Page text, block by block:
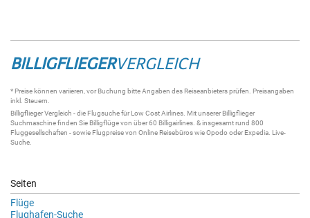
BILLIGFLIEGERVERGLEICH
* Preise können variieren, vor Buchung bitte Angaben des Reiseanbieters prüfen. Preisangaben
inkl. Steuern.
BilligfliegerVergleich - die Flugsuchefür Low Cost Airlines. Mit unsererBilligflieger
Suchmaschinefinden Sie Billigflügevon über 60 Billigairlines . & insgesamt rund 800
Fluggesellschaften - sowie Flugpreise von Online Reisebüros wie Opodo oder Expedia. Live-
Suche
Seiten
Flüge
Flughafen-Suche